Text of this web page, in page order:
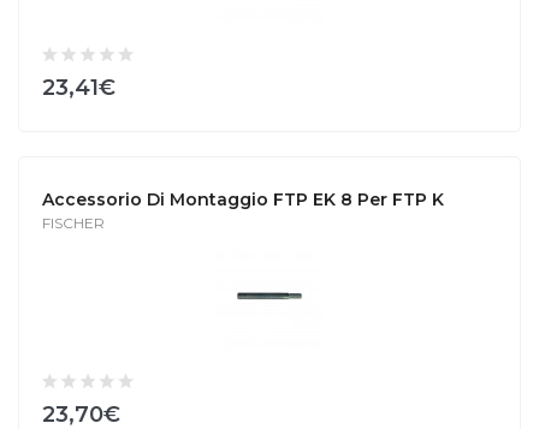
23,41€
Accessorio Di Montaggio FTP EK 8 Per FTP K
FISCHER
23,70€